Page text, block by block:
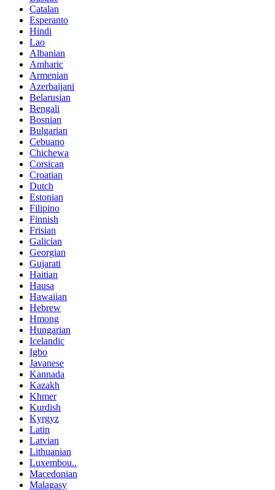
Catalan
Esperanto
Hindi
Lao
Albanian
Amharic
Armenian
Azerbaijani
Belarusian
Bengali
Bosnian
Bulgarian
Cebuano
Chichewa
Corsican
Croatian
Dutch
Estonian
Filipino
Finnish
Frisian
Galician
Georgian
Gujarati
Haitian
Hausa
Hawaiian
Hebrew
Hmong
Hungarian
Icelandic
Igbo
Javanese
Kannada
Kazakh
Khmer
Kurdish
Kyrgyz
Latin
Latvian
Lithuanian
Luxembou..
Macedonian
Malagasy